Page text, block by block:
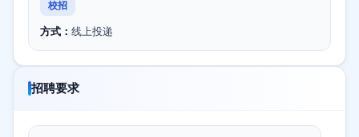
校招
方式： 线上投递
招聘要求